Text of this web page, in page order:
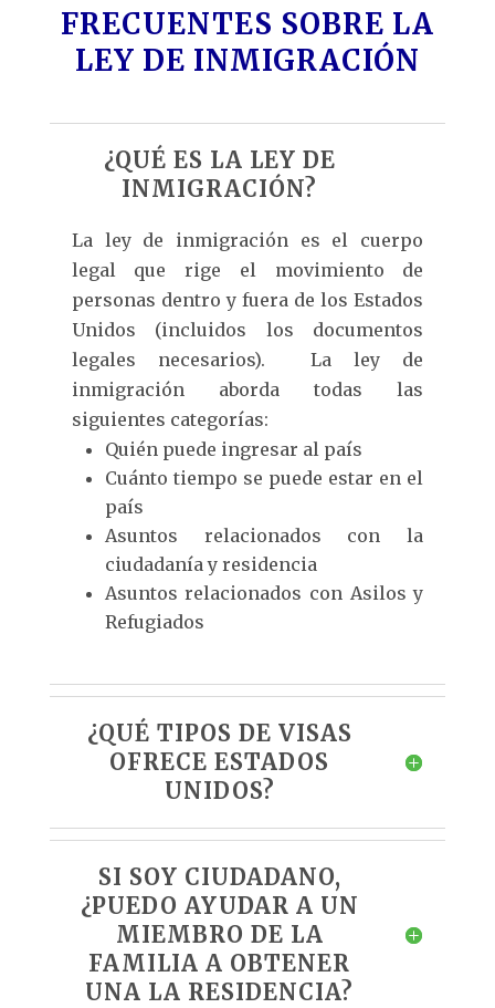
FRECUENTES SOBRE LA
LEY DE INMIGRACIÓN
¿QUÉ ES LA LEY DE
INMIGRACIÓN?
La ley de inmigración es el cuerpo
legal que rige el movimiento de
personas dentro y fuera de los Estados
Unidos (incluidos los documentos
legales necesarios). La ley de
inmigración aborda todas las
siguientes categorías:
Quién puede ingresar al país
Cuánto tiempo se puede estar en el
país
Asuntos relacionados con la
ciudadanía y residencia
Asuntos relacionados con Asilos y
Refugiados
¿QUÉ TIPOS DE VISAS
OFRECE ESTADOS
UNIDOS?
SI SOY CIUDADANO,
¿PUEDO AYUDAR A UN
MIEMBRO DE LA
FAMILIA A OBTENER
UNA LA RESIDENCIA?